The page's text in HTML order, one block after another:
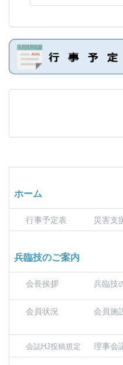
ホーム
行事予定表 災害支
兵臨技のご案内
会長挨拶 兵臨技
会員状況 会員施
会誌HJ投稿規定 理事会